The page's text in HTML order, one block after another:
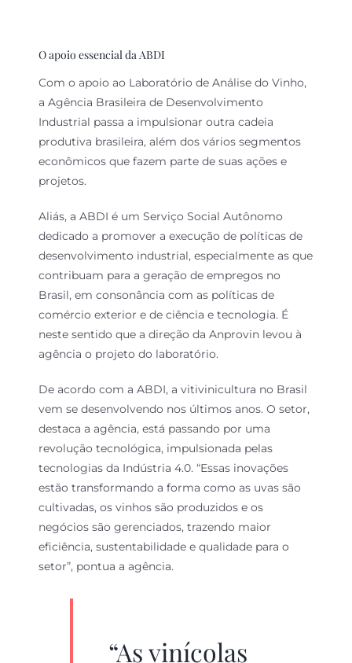
O apoio essencial da ABDI
Com o apoio ao Laboratório de Análise do Vinho,
a Agência Brasileira de Desenvolvimento
Industrial passa a impulsionar outra cadeia
produtiva brasileira, além dos vários segmentos
econômicos que fazem parte de suas ações e
projetos.
Aliás, a ABDI é um Serviço Social Autônomo
dedicado a promover a execução de políticas de
desenvolvimento industrial, especialmente as que
contribuam para a geração de empregos no
Brasil, em consonância com as políticas de
comércio exterior e de ciência e tecnologia. É
neste sentido que a direção da Anprovin levou à
agência o projeto do laboratório.
De acordo com a ABDI, a vitivinicultura no Brasil
vem se desenvolvendo nos últimos anos. O setor,
destaca a agência, está passando por uma
revolução tecnológica, impulsionada pelas
tecnologias da Indústria 4.0. “Essas inovações
estão transformando a forma como as uvas são
cultivadas, os vinhos são produzidos e os
negócios são gerenciados, trazendo maior
eficiência, sustentabilidade e qualidade para o
setor”, pontua a agência.
“As vinícolas